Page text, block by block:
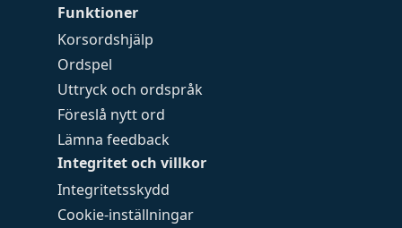
Funktioner
Korsordshjälp
Ordspel
Uttryck och ordspråk
Föreslå nytt ord
Lämna feedback
Integritet och villkor
Integritetsskydd
Cookie-inställningar